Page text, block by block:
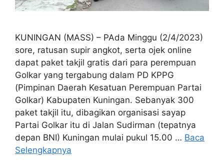
KUNINGAN (MASS) – PAda Minggu (2/4/2023)
sore, ratusan supir angkot, serta ojek online
dapat paket takjil gratis dari para perempuan
Golkar yang tergabung dalam PD KPPG
(Pimpinan Daerah Kesatuan Perempuan Partai
Golkar) Kabupaten Kuningan. Sebanyak 300
paket takjil itu, dibagikan organisasi sayap
Partai Golkar itu di Jalan Sudirman (tepatnya
depan BNI) Kuningan mulai pukul 15.00 … Baca
Selengkapnya